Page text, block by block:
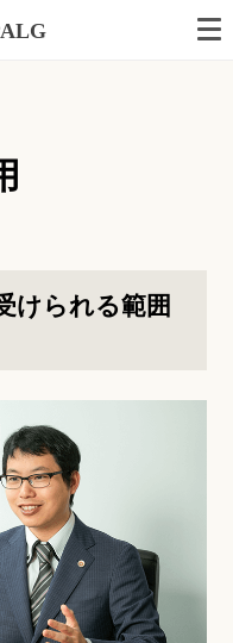
けられる範囲